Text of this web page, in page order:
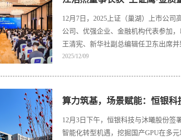
12月7日，2025上证（巢湖）上市公
公司、优强企业、金融机构代表参加
王清宪、新华社副总编辑任卫东出席并
2025/12/09
算力筑基，场景赋能：恒银
12月3日下午，恒银科技与沐曦股份
智能化转型机遇，挖掘国产GPU在多